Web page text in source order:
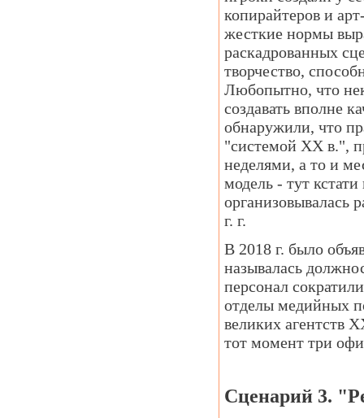
копирайтеров и
жесткие нормы
раскадрованных
творчество,
Любопытно, что
создавать вполне
обнаружили, что
"системой ХХ в.",
неделями, а то и
модель - тут
организовывалась
г. г.
В 2018 г. было
называлась
персонал
отделы медийных
великих агентств
тот момент три
Сценарий 3.